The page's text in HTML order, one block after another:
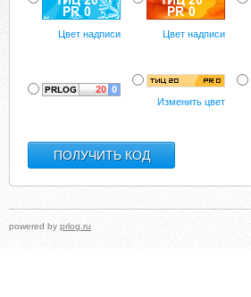
Цвет надписи Цвет надписи
Изменить цвет
powered by prlog.ru